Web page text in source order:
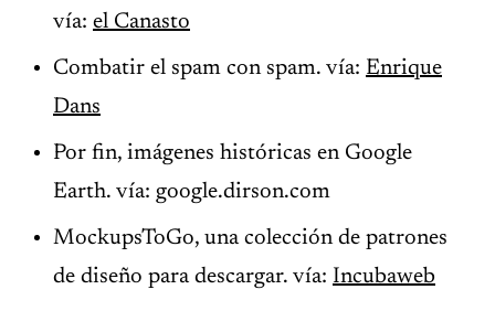
vía: el Canasto
Combatir el spam con spam. vía: Enrique
Dans
Por fin, imágenes históricas en Google
Earth. vía: google.dirson.com
MockupsToGo, una colección de patrones
de diseño para descargar. vía: Incubaweb